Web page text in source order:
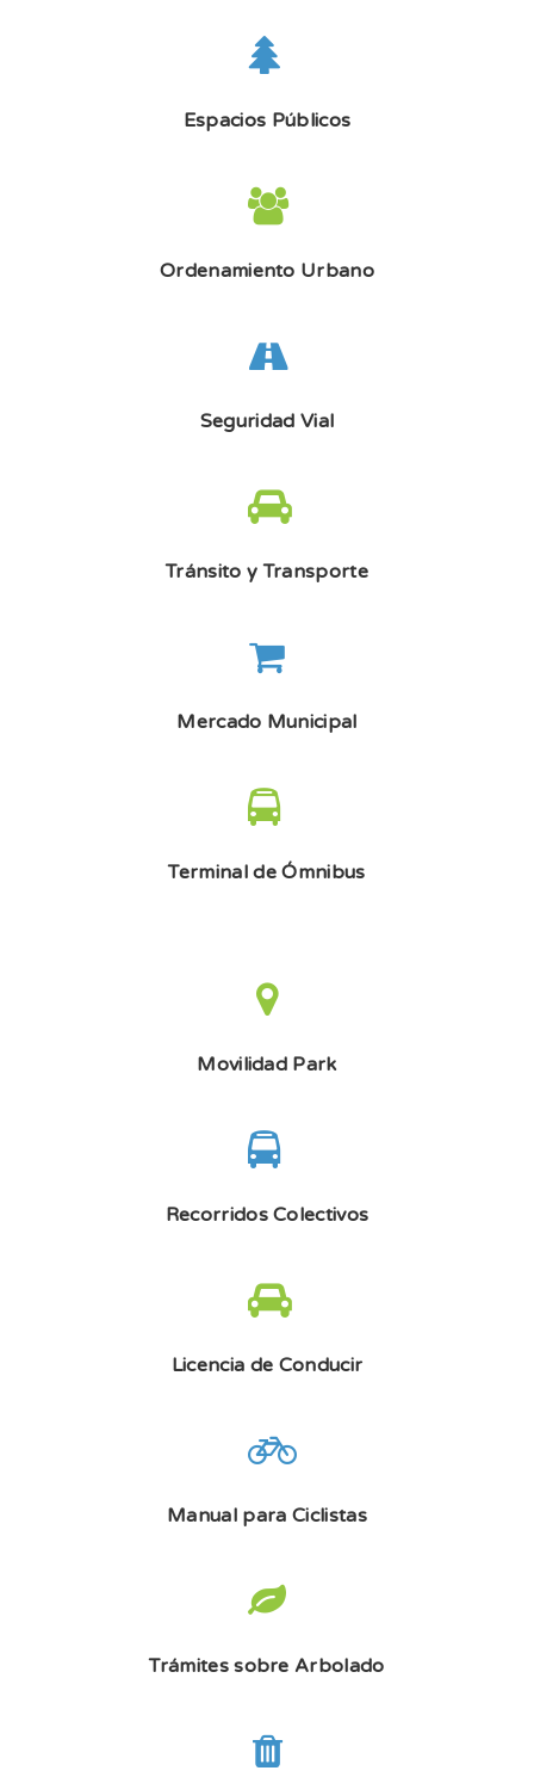
Espacios Públicos
Ordenamiento Urbano
Seguridad Vial
Tránsito y Transporte
Mercado Municipal
Terminal de Ómnibus
Movilidad Park
Recorridos Colectivos
Licencia de Conducir
Manual para Ciclistas
Trámites sobre Arbolado